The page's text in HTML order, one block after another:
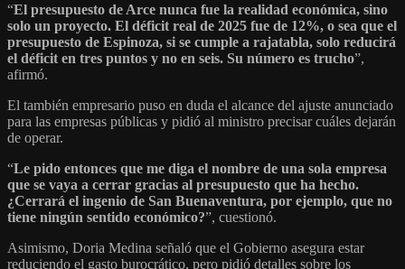
“El presupuesto de Arce nunca fue la realidad económica, sino
solo un proyecto. El déficit real de 2025 fue de 12%, o sea que el
presupuesto de Espinoza, si se cumple a rajatabla, solo reducirá
el déficit en tres puntos y no en seis. Su número es trucho”,
afirmó.
El también empresario puso en duda el alcance del ajuste anunciado
para las empresas públicas y pidió al ministro precisar cuáles dejarán
de operar.
“Le pido entonces que me diga el nombre de una sola empresa
que se vaya a cerrar gracias al presupuesto que ha hecho.
¿Cerrará el ingenio de San Buenaventura, por ejemplo, que no
tiene ningún sentido económico?”, cuestionó.
Asimismo, Doria Medina señaló que el Gobierno asegura estar
reduciendo el gasto burocrático, pero pidió detalles sobre los